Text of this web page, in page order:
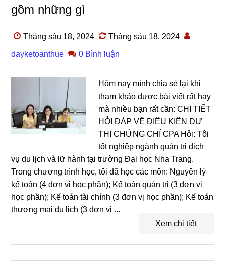
gồm những gì
Tháng sáu 18, 2024 Tháng sáu 18, 2024
dayketoanthue 0 Bình luận
Hôm nay mình chia sẻ lại khi
tham khảo được bài viết rất hay
mà nhiều bạn rất cần: CHI TIẾT
HỎI ĐÁP VỀ ĐIỀU KIỆN DƯ
THI CHỨNG CHỈ CPA Hỏi: Tôi
tốt nghiệp ngành quản trị dịch
vụ du lịch và lữ hành tại trường Đại học Nha Trang.
Trong chương trình học, tôi đã học các môn: Nguyên lý
kế toán (4 đơn vị học phần); Kế toán quản trị (3 đơn vị
học phần); Kế toán tài chính (3 đơn vị học phần); Kế toán
thương mại du lịch (3 đơn vị ...
Xem chi tiết